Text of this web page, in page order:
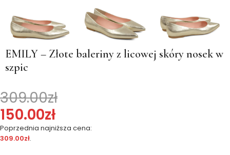
EMILY – Złote baleriny z licowej skóry nosek w
szpic
309.00zł
150.00zł
Poprzednia najniższa cena:
309.00zł.